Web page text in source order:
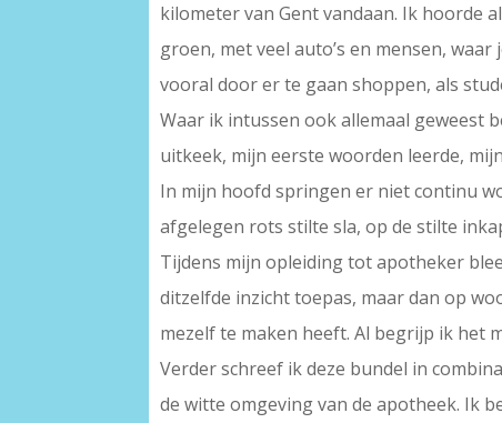
kilometer van Gent vandaan. Ik hoorde
groen, met veel auto’s en mensen,
vooral door er te gaan shoppen, als
Waar ik intussen ook allemaal geweest
uitkeek, mijn eerste woorden leerde,
In mijn hoofd springen er niet continu
afgelegen rots stilte sla, op de stilte
Tijdens mijn opleiding tot apotheker
ditzelfde inzicht toepas, maar dan op
mezelf te maken heeft. Al begrijp ik het
Verder schreef ik deze bundel in
de witte omgeving van de apotheek. Ik